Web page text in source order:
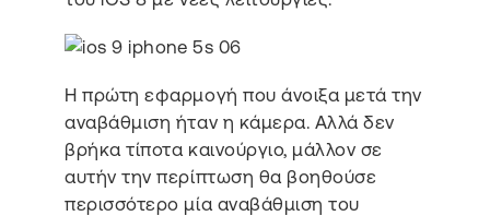
Η πρώτη εφαρμογή που άνοιξα μετά την
αναβάθμιση ήταν η κάμερα. Αλλά δεν
βρήκα τίποτα καινούργιο, μάλλον σε
αυτήν την περίπτωση θα βοηθούσε
περισσότερο μία αναβάθμιση του